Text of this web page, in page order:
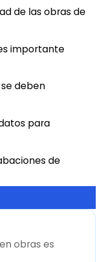
de las obras de
importante
deben
para
de
obras es